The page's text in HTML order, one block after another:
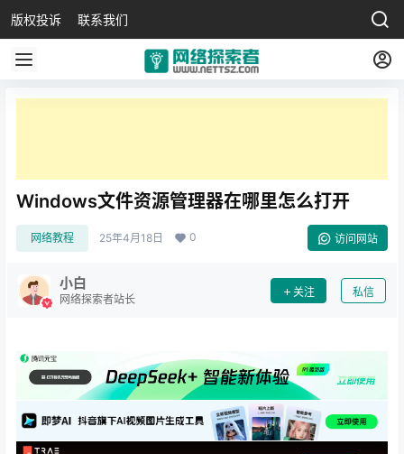
版权投诉 联系我们
Windows文件资源管理器在哪里怎么打开
网络教程 25年4月18日 0 访问网站
小白
网络探索者站长
关注 私信